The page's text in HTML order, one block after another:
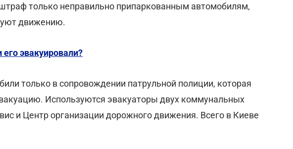
только неправильно припаркованным автомобилям,
движению.
эвакуировали?
только в сопровождении патрульной полиции, которая
Используются эвакуаторы двух коммунальных
и Центр организации дорожного движения. Всего в Киеве